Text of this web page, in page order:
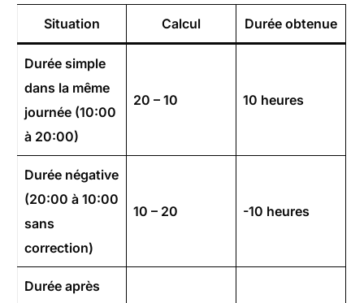
Situation Calcul Durée obtenue
Durée simple
dans la même
journée (10:00
à 20:00)
20 – 10 10 heures
Durée négative
(20:00 à 10:00
sans
correction)
10 – 20 -10 heures
Durée après